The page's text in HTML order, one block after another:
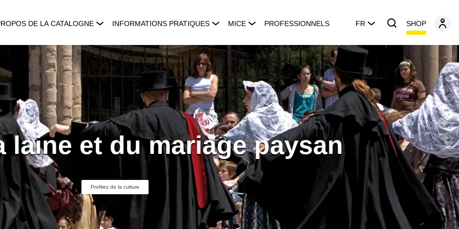
DE LA CATALOGNE INFORMATIONS PRATIQUES MICE PROFESSIONNELS FR SHOP
laine et du mariage paysan
Profitez de la culture